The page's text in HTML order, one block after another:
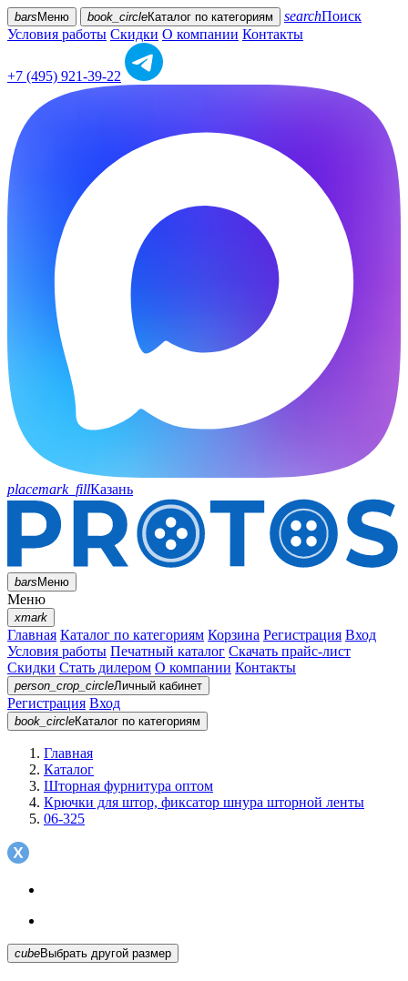
bars Меню book_circleКаталог по категориям searchПоиск
Условия работы Скидки О компании Контакты
+7 (495) 921-39-22
placemark_fillКазань
barsМеню
Меню
xmark
Главная Каталог по категориям Корзина Регистрация Вход
Условия работы Печатный каталог Скачать прайс-лист
Скидки Стать дилером О компании Контакты
person_crop_circleЛичный кабинет
Регистрация Вход
book_circleКаталог по категориям
Главная
Каталог
Шторная фурнитура оптом
Крючки для штор, фиксатор шнура шторной ленты
06-325
cubeВыбрать другой размер